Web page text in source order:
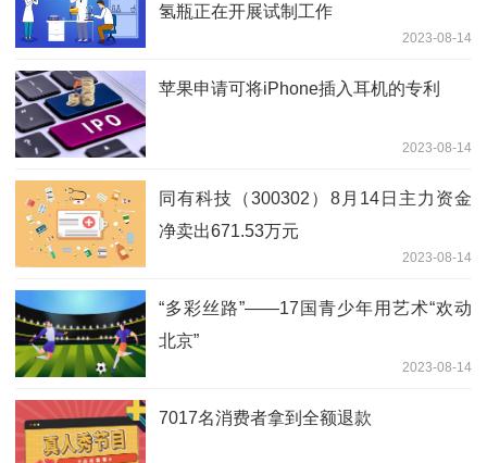
氢瓶正在开展试制工作
2023-08-14
苹果申请可将iPhone插入耳机的专利
2023-08-14
同有科技（300302）8月14日主力资金
净卖出671.53万元
2023-08-14
“多彩丝路”——17国青少年用艺术“欢动
北京”
2023-08-14
7017名消费者拿到全额退款